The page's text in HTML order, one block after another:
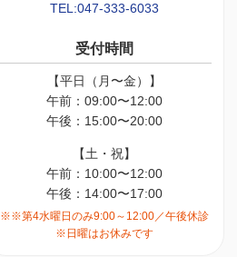
TEL:047-333-6033
受付時間
【平日（月〜金）】
午前：09:00〜12:00
午後：15:00〜20:00
【土・祝】
午前：10:00〜12:00
午後：14:00〜17:00
※※第4水曜日のみ9:00～12:00／午後休診
※日曜はお休みです